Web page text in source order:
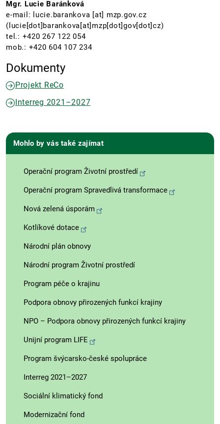
Mgr. Lucie Baránková
e-mail:
lucie.barankova [at] mzp.gov.cz
(lucie[dot]barankova[at]mzp[dot]gov[dot]cz)
tel.: +420 267 122 054
mob.: +420 604 107 234
Dokumenty
Projekt ReCo
Interreg 2021–2027
Mohlo by vás také zajímat
Operační program Životní prostředí
Operační program Spravedlivá transformace
Nová zelená úsporám
Kotlíkové dotace
Národní plán obnovy
Národní program Životní prostředí
Program péče o krajinu
Podpora obnovy přirozených funkcí krajiny
NPO – Podpora obnovy přirozených funkcí krajiny
Unijní program LIFE
Program švýcarsko-české spolupráce
Interreg 2021–2027
Sociální klimatický fond
Modernizační fond